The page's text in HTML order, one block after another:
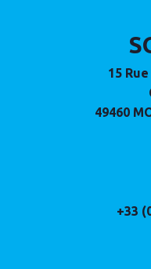
15
49460
+33